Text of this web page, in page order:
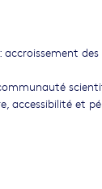
accessibilité et